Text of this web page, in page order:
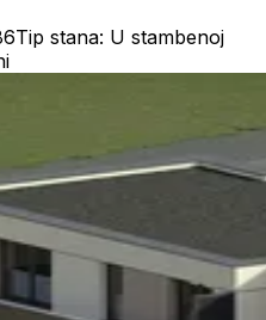
Tip stana: U stambenoj